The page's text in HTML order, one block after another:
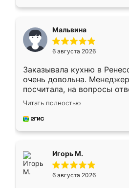
Мальвина
6 августа 2026
Заказывала кухню в
очень довольна.
посчитала, на вопросы
Замерщик приехал в
делу со всей
за день, ребята работали
Читать полностью
Игорь М.
6 августа 2026